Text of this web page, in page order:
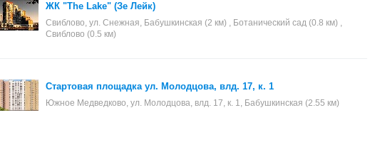
ЖК "The Lake" (Зе Лейк)
Свиблово, ул. Снежная, Бабушкинская (2 км) , Ботанический сад (0.8 км) ,
Свиблово (0.5 км)
Стартовая площадка ул. Молодцова, влд. 17, к. 1
Южное Медведково, ул. Молодцова, влд. 17, к. 1, Бабушкинская (2.55 км)